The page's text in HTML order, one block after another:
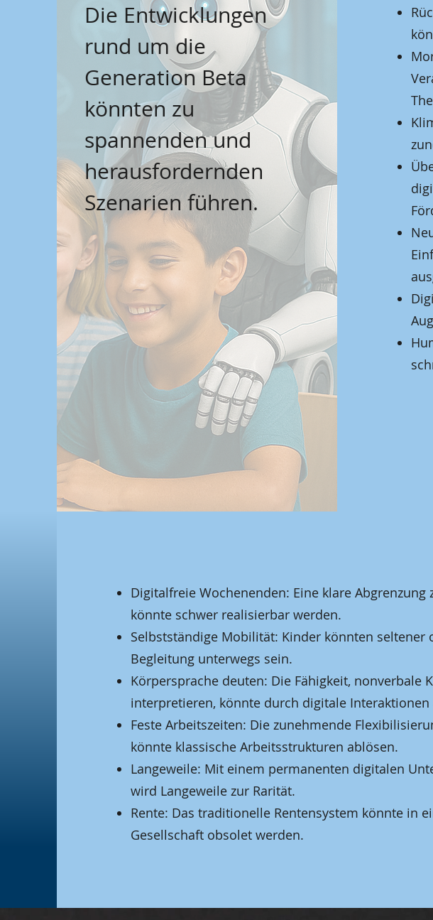
Die Entwicklungen
rund um die
Generation Beta
könnten zu
spannenden und
herausfordernden
Szenarien führen.
Digitalfreie Wochenenden: Eine klare Abgrenzung
könnte schwer realisierbar werden.
Selbstständige Mobilität: Kinder könnten seltener
Begleitung unterwegs sein.
Körpersprache deuten: Die Fähigkeit, nonverbale
interpretieren, könnte durch digitale Interaktionen
Feste Arbeitszeiten: Die zunehmende
könnte klassische Arbeitsstrukturen ablösen.
Langeweile: Mit einem permanenten digitalen
wird Langeweile zur Rarität.
Rente: Das traditionelle Rentensystem könnte in
Gesellschaft obsolet werden.